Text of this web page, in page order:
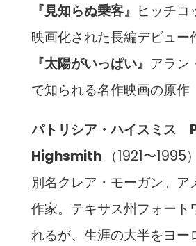
『見知らぬ乗客』 ヒッチコ
映画化された長編デビュー
『太陽がいっぱい』 アラン
で知られる名作映画の原作
パトリシア・ハイスミス
Highsmith （1921〜1995）
別名クレア・モーガン。ア
作家。テキサス州フォート
れるが、生涯の大半をヨー